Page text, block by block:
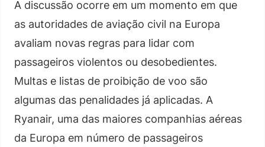
A discussão ocorre em um momento em que
as autoridades de aviação civil na Europa
avaliam novas regras para lidar com
passageiros violentos ou desobedientes.
Multas e listas de proibição de voo são
algumas das penalidades já aplicadas. A
Ryanair, uma das maiores companhias aéreas
da Europa em número de passageiros